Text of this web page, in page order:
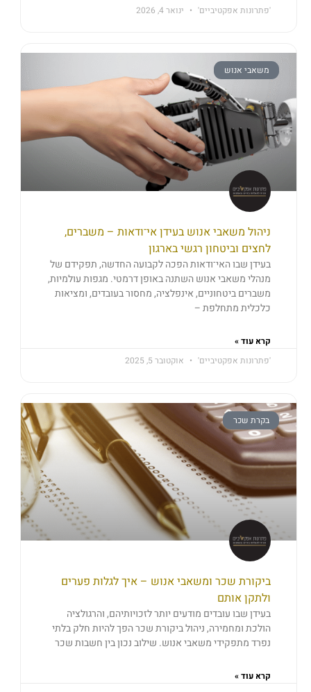
'פתרונות אפקטיביים'
ינואר 4, 2026
משאבי אנוש
ניהול משאבי אנוש בעידן אי־ודאות – משברים,
לחצים וביטחון רגשי בארגון
בעידן שבו האי־ודאות הפכה לקבועה החדשה, תפקידם של
מנהלי משאבי אנוש השתנה באופן דרמטי. מגפות עולמיות,
משברים ביטחוניים, אינפלציה, מחסור בעובדים, ומציאות
כלכלית מתחלפת –
קרא עוד »
'פתרונות אפקטיביים'
אוקטובר 5, 2025
בקרת שכר
ביקורת שכר ומשאבי אנוש – איך לגלות פערים
ולתקן אותם
בעידן שבו עובדים מודעים יותר לזכויותיהם, והרגולציה
הולכת ומחמירה, ניהול ביקורת שכר הפך להיות חלק בלתי
נפרד מתפקידי משאבי אנוש. שילוב נכון בין חשבות שכר
קרא עוד »